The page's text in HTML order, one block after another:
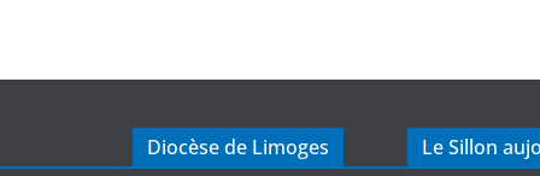
Diocèse de Limoges Le Sillon